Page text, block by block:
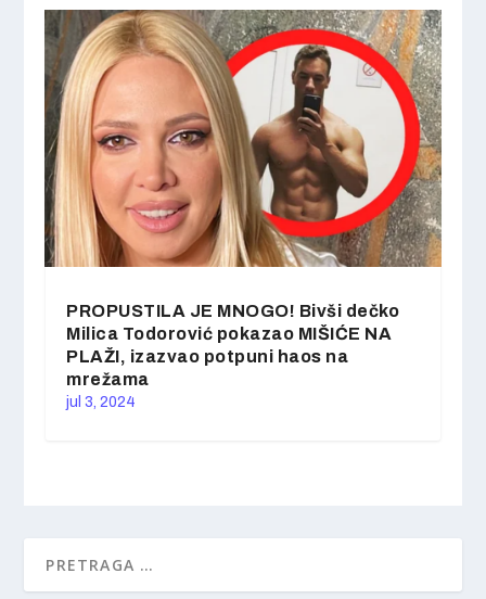
PROPUSTILA JE MNOGO! Bivši dečko
Milica Todorović pokazao MIŠIĆE NA
PLAŽI, izazvao potpuni haos na
mrežama
jul 3, 2024